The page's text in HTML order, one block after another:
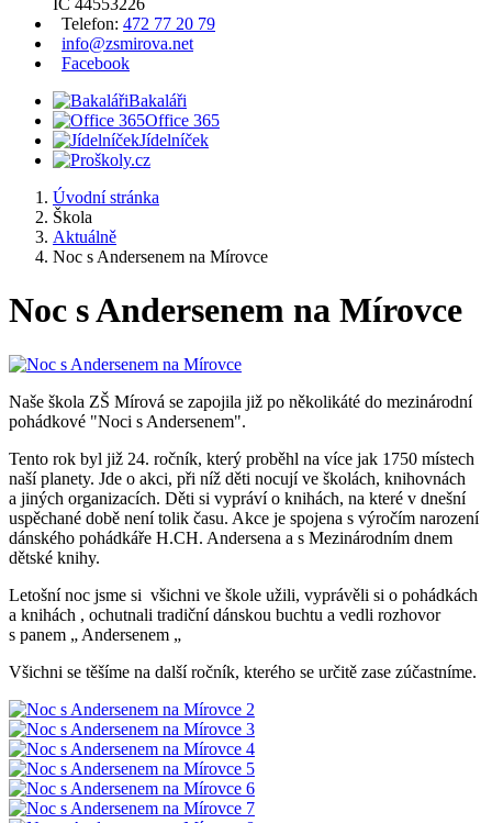
Telefon: 472 77 20 79
info@zsmirova.net
Facebook
Bakaláři
Office 365
Jídelníček
Úvodní stránka
Škola
Aktuálně
Noc s Andersenem na Mírovce
Noc s Andersenem na Mírovce
Naše škola ZŠ Mírová se zapojila již po několikáté do mezinárodní
pohádkové "Noci s Andersenem".
Tento rok byl již 24. ročník, který proběhl na více jak 1750 místech
naší planety. Jde o akci, při níž děti nocují ve školách, knihovnách
a jiných organizacích. Děti si vypráví o knihách, na které v dnešní
uspěchané době není tolik času. Akce je spojena s výročím narození
dánského pohádkáře H.CH. Andersena a s Mezinárodním dnem
dětské knihy.
Letošní noc jsme si všichni ve škole užili, vyprávěli si o pohádkách
a knihách , ochutnali tradiční dánskou buchtu a vedli rozhovor
s panem „ Andersenem „
Všichni se těšíme na další ročník, kterého se určitě zase zúčastníme.